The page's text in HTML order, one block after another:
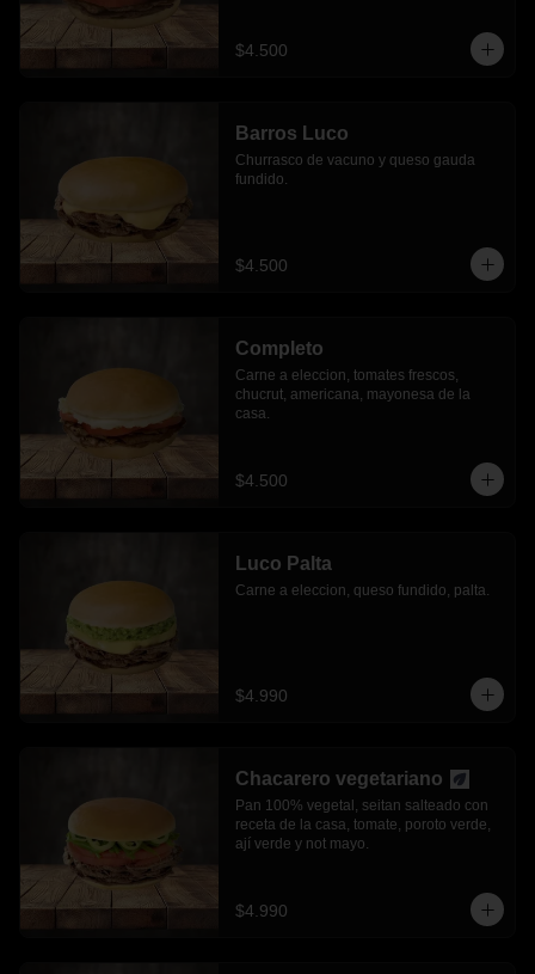
$4.500
Barros Luco
Churrasco de vacuno y queso gauda
fundido.
$4.500
Completo
Carne a eleccion, tomates frescos,
chucrut, americana, mayonesa de la
casa.
$4.500
Luco Palta
Carne a eleccion, queso fundido, palta.
$4.990
Chacarero vegetariano
Pan 100% vegetal, seitan salteado con
receta de la casa, tomate, poroto verde,
ají verde y not mayo.
$4.990